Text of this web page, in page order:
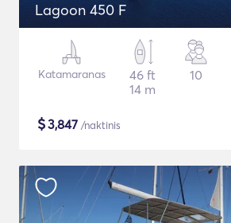
Lagoon 450 F
Katamaranas
46 ft
14 m
10
$3,847 /naktinis